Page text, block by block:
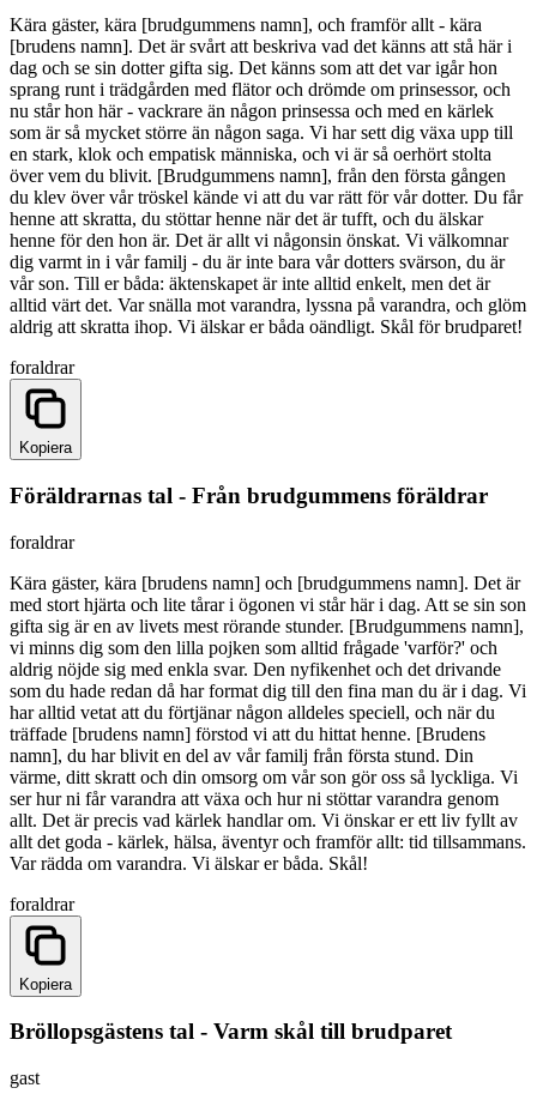
Kära gäster, kära [brudgummens namn], och framför allt - kära
[brudens namn]. Det är svårt att beskriva vad det känns att stå här i
dag och se sin dotter gifta sig. Det känns som att det var igår hon
sprang runt i trädgården med flätor och drömde om prinsessor, och
nu står hon här - vackrare än någon prinsessa och med en kärlek
som är så mycket större än någon saga. Vi har sett dig växa upp till
en stark, klok och empatisk människa, och vi är så oerhört stolta
över vem du blivit. [Brudgummens namn], från den första gången
du klev över vår tröskel kände vi att du var rätt för vår dotter. Du får
henne att skratta, du stöttar henne när det är tufft, och du älskar
henne för den hon är. Det är allt vi någonsin önskat. Vi välkomnar
dig varmt in i vår familj - du är inte bara vår dotters svärson, du är
vår son. Till er båda: äktenskapet är inte alltid enkelt, men det är
alltid värt det. Var snälla mot varandra, lyssna på varandra, och glöm
aldrig att skratta ihop. Vi älskar er båda oändligt. Skål för brudparet!
foraldrar
Kopiera
Föräldrarnas tal - Från brudgummens föräldrar
foraldrar
Kära gäster, kära [brudens namn] och [brudgummens namn]. Det är
med stort hjärta och lite tårar i ögonen vi står här i dag. Att se sin son
gifta sig är en av livets mest rörande stunder. [Brudgummens namn],
vi minns dig som den lilla pojken som alltid frågade 'varför?' och
aldrig nöjde sig med enkla svar. Den nyfikenhet och det drivande
som du hade redan då har format dig till den fina man du är i dag. Vi
har alltid vetat att du förtjänar någon alldeles speciell, och när du
träffade [brudens namn] förstod vi att du hittat henne. [Brudens
namn], du har blivit en del av vår familj från första stund. Din
värme, ditt skratt och din omsorg om vår son gör oss så lyckliga. Vi
ser hur ni får varandra att växa och hur ni stöttar varandra genom
allt. Det är precis vad kärlek handlar om. Vi önskar er ett liv fyllt av
allt det goda - kärlek, hälsa, äventyr och framför allt: tid tillsammans.
Var rädda om varandra. Vi älskar er båda. Skål!
foraldrar
Kopiera
Bröllopsgästens tal - Varm skål till brudparet
gast